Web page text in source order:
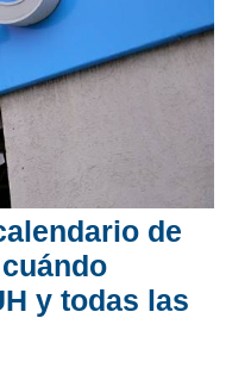
de
y todas las